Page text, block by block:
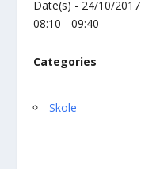
Date(s) - 24/10/2017
08:10 - 09:40
Categories
Skole